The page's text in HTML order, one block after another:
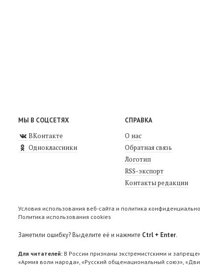
МЫ В СОЦСЕТЯХ
ВКонтакте
Одноклассники
СПРАВКА
О нас
Обратная связь
Логотип
RSS-экспорт
Контакты редакции
Условия использования веб-сайта и политика
Политика использования cookies
Заметили ошибку? Выделите её и нажмите Ctrl + Enter.
Для читателей: В России признаны экстремистскими и
«Армия воли народа», «Русский общенациональный союз»,